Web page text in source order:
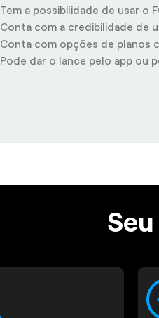
Tem a possibilidade de usar o
Conta com a credibilidade de
Conta com opções de planos
Pode dar o lance pelo app ou